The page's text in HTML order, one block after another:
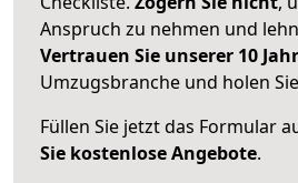
Anspruch zu nehmen und
Vertrauen Sie unserer 10
Umzugsbranche und holen
Füllen Sie jetzt das Formular
Sie kostenlose Angebote.